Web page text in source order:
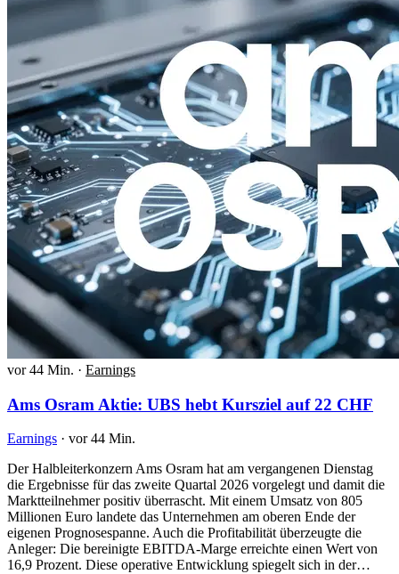
vor 44 Min. · Earnings
Ams Osram Aktie: UBS hebt Kursziel auf 22 CHF
Earnings · vor 44 Min.
Der Halbleiterkonzern Ams Osram hat am vergangenen Dienstag
die Ergebnisse für das zweite Quartal 2026 vorgelegt und damit die
Marktteilnehmer positiv überrascht. Mit einem Umsatz von 805
Millionen Euro landete das Unternehmen am oberen Ende der
eigenen Prognosespanne. Auch die Profitabilität überzeugte die
Anleger: Die bereinigte EBITDA-Marge erreichte einen Wert von
16,9 Prozent. Diese operative Entwicklung spiegelt sich in der…